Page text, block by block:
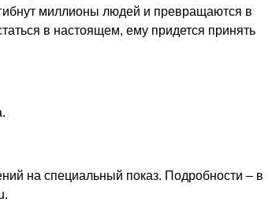
гибнут миллионы людей и превращаются в
в настоящем, ему придется принять
на специальный показ. Подробности – в
.